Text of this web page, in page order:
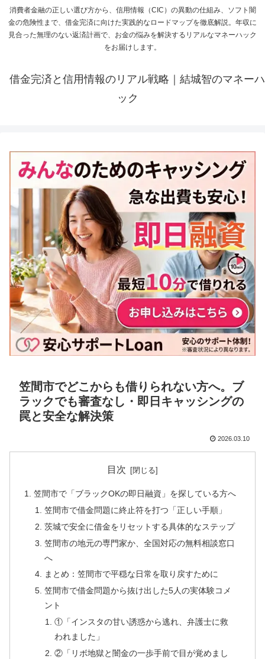
消費者金融の正しい選び方から、信用情報（CIC）の異動の仕組み、ソフト闇
金の危険性まで、借金完済に向けた実践的なロードマップを徹底解説。年収に
見合った無理のない返済計画で、お金の悩みを解決するリアルなマネーハック
をお届けします。
借金完済と信用情報のリアル戦略｜結城智のマネーハ
ック
笠間市でどこからも借りられない方へ。ブ
ラックでも審査なし・即日キャッシングの
罠と安全な解決策
2026.03.10
目次
笠間市で「ブラックOKの即日融資」を探している方へ
笠間市で借金問題に終止符を打つ「正しい手順」
茨城で安全に借金をリセットする具体的なステップ
笠間市の地元の専門家か、全国対応の無料相談窓口
へ
まとめ：笠間市で平穏な日常を取り戻すために
笠間市で借金問題から抜け出した5人の実体験コメ
ント
①「インスタの甘い誘惑から逃れ、弁護士に救
われました」
②「リボ地獄と闇金の一歩手前で目が覚めまし